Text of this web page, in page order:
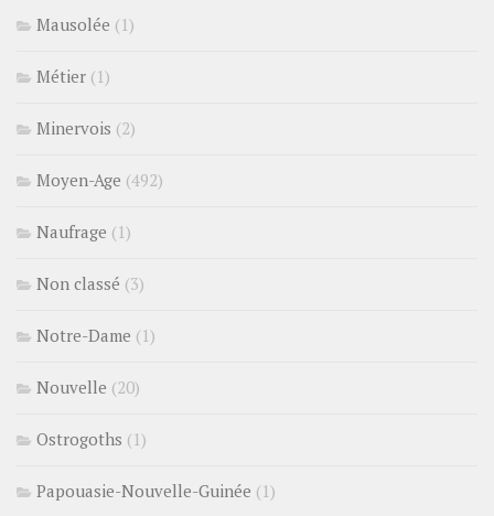
Mausolée (1)
Métier (1)
Minervois (2)
Moyen-Age (492)
Naufrage (1)
Non classé (3)
Notre-Dame (1)
Nouvelle (20)
Ostrogoths (1)
Papouasie-Nouvelle-Guinée (1)